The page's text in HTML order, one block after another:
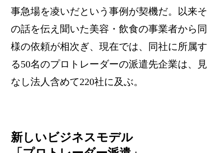
事急場を凌いだという事例が契機だ。以来そ
の話を伝え聞いた美容・飲食の事業者から同
様の依頼が相次ぎ、現在では、同社に所属す
る50名のプロトレーダーの派遣先企業は、見
なし法人含めて220社に及ぶ。
新しいビジネスモデル